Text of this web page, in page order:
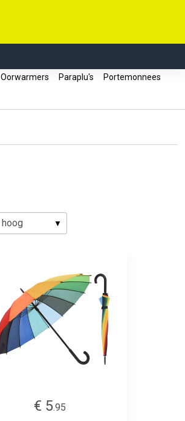
Oorwarmers Paraplu's
Portemonnees
€ 5.95